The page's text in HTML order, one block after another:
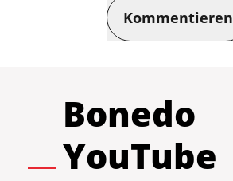
Kommentieren
Bonedo
YouTube